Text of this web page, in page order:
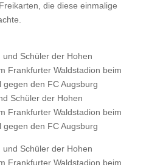
die diese einmalige
Schüler der Hohen
Frankfurter Waldstadion beim
gegen den FC Augsburg